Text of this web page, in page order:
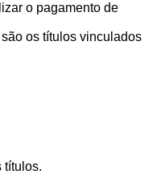
o pagamento de
os títulos vinculados
títulos.